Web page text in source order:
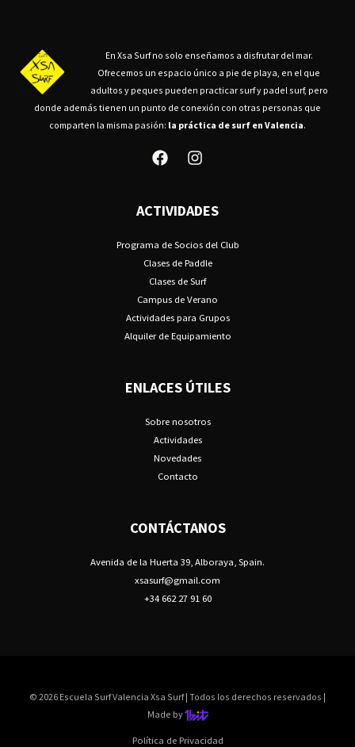
En Xsa Surf no solo enseñamos a disfrutar del mar.
Ofrecemos un espacio único a pie de playa, en el que
adultos y peques pueden practicar surf y padel surf, pero
donde además tienen un punto de conexión con otras personas que
comparten la misma pasión: la práctica de surf en Valencia.
ACTIVIDADES
Programa de Socios del Club
Clases de Paddle
Clases de Surf
Campus de Verano
Actividades para Grupos
Alquiler de Equipamiento
ENLACES ÚTILES
Sobre nosotros
Actividades
Novedades
Contacto
CONTÁCTANOS
Avenida de la Huerta 39, Alboraya, Spain.
xsasurf@gmail.com
+34 662 27 91 60
© 2026 Escuela Surf Valencia Xsa Surf | Todos los derechos reservados |
Made by
Política de Privacidad